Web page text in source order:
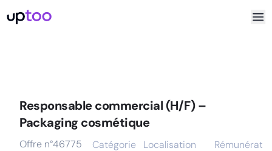
Responsable commercial (H/F) –
Packaging cosmétique
Offre n°46775
Catégorie Localisation